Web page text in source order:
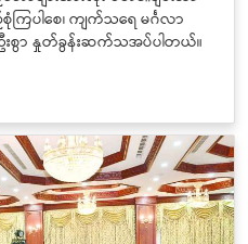
ကြပါစေ၊ ကျက်သရေ မင်္ဂလာ
ဦးစွာ နှုတ်ခွန်းဆက်သအပ်ပါတယ်။